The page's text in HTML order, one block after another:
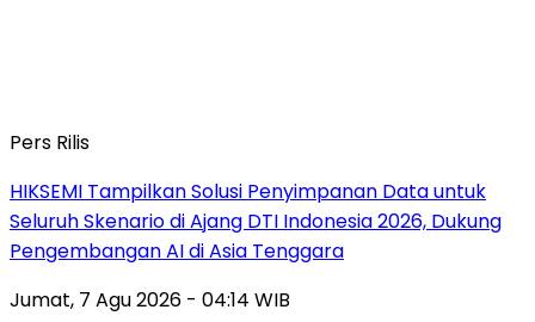
Pers Rilis
HIKSEMI Tampilkan Solusi Penyimpanan Data untuk
Seluruh Skenario di Ajang DTI Indonesia 2026, Dukung
Pengembangan AI di Asia Tenggara
Jumat, 7 Agu 2026 - 04:14 WIB